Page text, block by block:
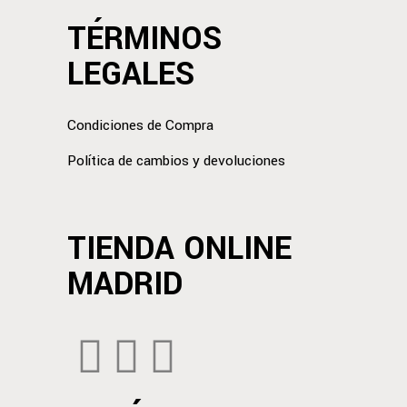
TÉRMINOS
LEGALES
Condiciones de Compra
Política de cambios y devoluciones
TIENDA ONLINE
MADRID